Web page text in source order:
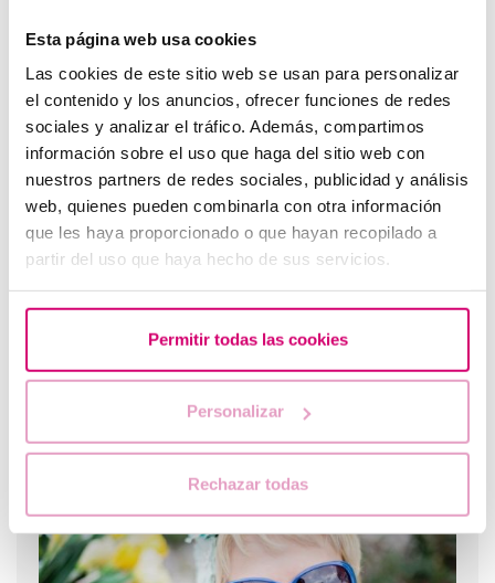
Esta página web usa cookies
Las cookies de este sitio web se usan para personalizar
el contenido y los anuncios, ofrecer funciones de redes
sociales y analizar el tráfico. Además, compartimos
información sobre el uso que haga del sitio web con
nuestros partners de redes sociales, publicidad y análisis
web, quienes pueden combinarla con otra información
que les haya proporcionado o que hayan recopilado a
partir del uso que haya hecho de sus servicios.
Permitir todas las cookies
Personalizar
Rechazar todas
Was tun bei einer ausgebliebenen Periode und einem
negativen Schwangerschaftstest?
Letrozol, die beste Alternative zur Auslösung des
Eisprunges bei Frauen mit polyzystischem
Ovarialsyndrom